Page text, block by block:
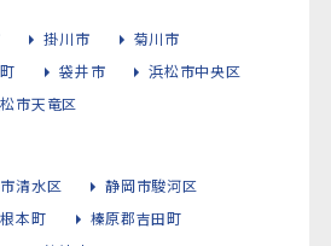
掛川市
菊川市
袋井市
浜松市中央区
市天竜区
清水区
静岡市駿河区
本町
榛原郡吉田町